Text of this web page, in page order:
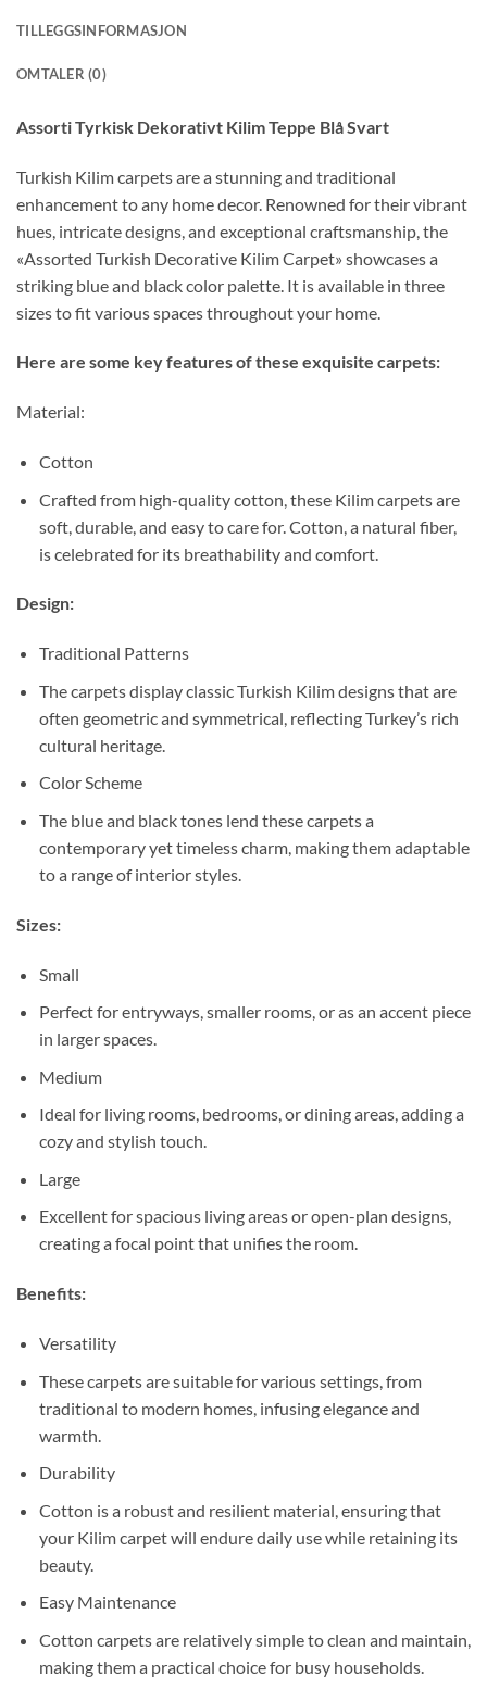
TILLEGGSINFORMASJON
OMTALER (0)
Assorti Tyrkisk Dekorativt Kilim Teppe Blå Svart
Turkish Kilim carpets are a stunning and traditional
enhancement to any home decor. Renowned for their vibrant
hues, intricate designs, and exceptional craftsmanship, the
«Assorted Turkish Decorative Kilim Carpet» showcases a
striking blue and black color palette. It is available in three
sizes to fit various spaces throughout your home.
Here are some key features of these exquisite carpets:
Material:
Cotton
Crafted from high-quality cotton, these Kilim carpets are
soft, durable, and easy to care for. Cotton, a natural fiber,
is celebrated for its breathability and comfort.
Design:
Traditional Patterns
The carpets display classic Turkish Kilim designs that are
often geometric and symmetrical, reflecting Turkey’s rich
cultural heritage.
Color Scheme
The blue and black tones lend these carpets a
contemporary yet timeless charm, making them adaptable
to a range of interior styles.
Sizes:
Small
Perfect for entryways, smaller rooms, or as an accent piece
in larger spaces.
Medium
Ideal for living rooms, bedrooms, or dining areas, adding a
cozy and stylish touch.
Large
Excellent for spacious living areas or open-plan designs,
creating a focal point that unifies the room.
Benefits:
Versatility
These carpets are suitable for various settings, from
traditional to modern homes, infusing elegance and
warmth.
Durability
Cotton is a robust and resilient material, ensuring that
your Kilim carpet will endure daily use while retaining its
beauty.
Easy Maintenance
Cotton carpets are relatively simple to clean and maintain,
making them a practical choice for busy households.